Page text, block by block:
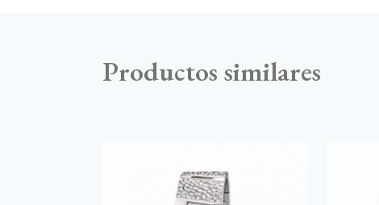
Productos similares